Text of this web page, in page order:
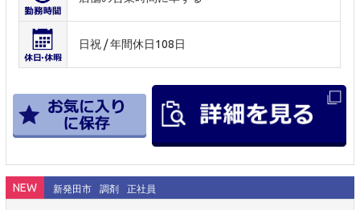
日祝 / 年間休日108日
NEW 新発田市 調剤 正社員